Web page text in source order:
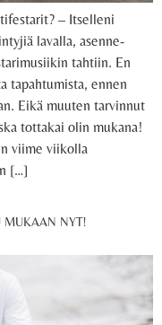
– Itselleni
lavalla, asenne-
tahtiin. En
tapahtumista, ennen
Eikä muuten tarvinnut
tottakai olin mukana!
viime viikolla
[…]
MUKAAN NYT!